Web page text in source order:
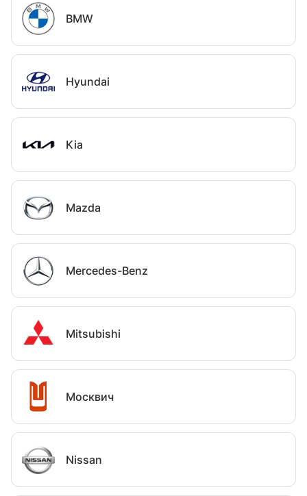
BMW
Hyundai
Kia
Mazda
Mercedes-Benz
Mitsubishi
Москвич
Nissan